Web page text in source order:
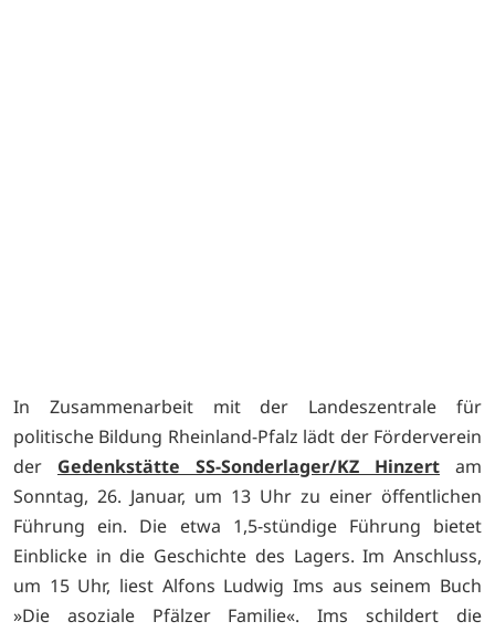
In Zusammenarbeit mit der Landeszentrale für
politische Bildung Rheinland-Pfalz lädt der Förderverein
der Gedenkstätte SS-Sonderlager/KZ Hinzert am
Sonntag, 26. Januar, um 13 Uhr zu einer öffentlichen
Führung ein. Die etwa 1,5-stündige Führung bietet
Einblicke in die Geschichte des Lagers. Im Anschluss,
um 15 Uhr, liest Alfons Ludwig Ims aus seinem Buch
»Die asoziale Pfälzer Familie«. Ims schildert die